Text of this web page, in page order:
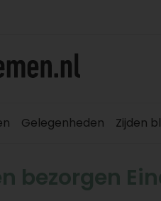
Gelegenheden Zijden
bezorgen